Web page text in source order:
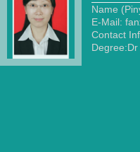
Name
E-Mail:
Contact
Degree:Dr